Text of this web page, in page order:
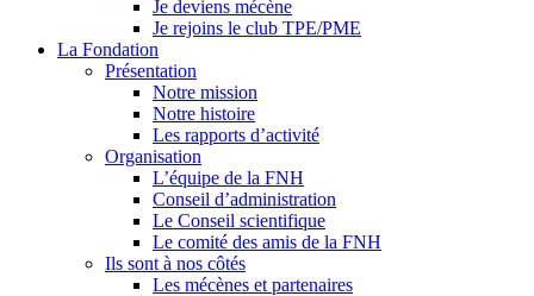
Je deviens mécène
Je rejoins le club TPE/PME
La Fondation
Présentation
Notre mission
Notre histoire
Les rapports d’activité
Organisation
L’équipe de la FNH
Conseil d’administration
Le Conseil scientifique
Le comité des amis de la FNH
Ils sont à nos côtés
Les mécènes et partenaires